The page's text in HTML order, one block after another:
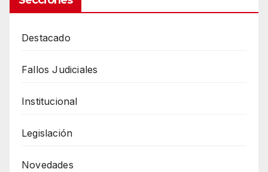
Destacado
Fallos Judiciales
Institucional
Legislación
Novedades